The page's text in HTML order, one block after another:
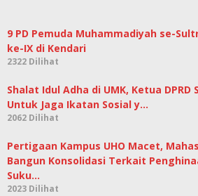
9 PD Pemuda Muhammadiyah se-
ke-IX di Kendari
2322 Dilihat
Shalat Idul Adha di UMK, Ketua
Untuk Jaga Ikatan Sosial y…
2062 Dilihat
Pertigaan Kampus UHO Macet,
Bangun Konsolidasi Terkait
Suku…
2023 Dilihat